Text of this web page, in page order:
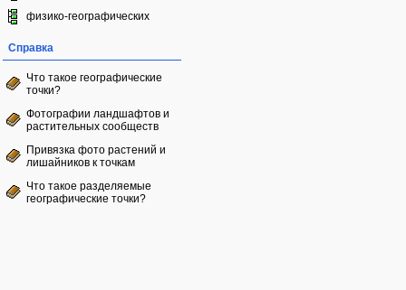
физико-географических
Справка
Что такое географические
точки?
Фотографии ландшафтов и
растительных сообществ
Привязка фото растений и
лишайников к точкам
Что такое разделяемые
географические точки?